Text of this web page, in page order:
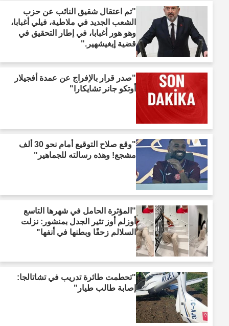
"تم اعتقال شقيق النائب عن حزب
الشعب الجديد في ملاطية، فيلي أغبابا،
وهو هور أغبابا، في إطار التحقيق في
قضية إيغيشهير."
"صدر قرار بالإفراج عن عمدة أفجيلار
أوتكو جانر تشايكارا"
"وقع صلاح التوقيع أمام نحو 30 ألف
مشجع! وهذه رسالته للجماهير"
"المؤثرة الحامل في شهرها التاسع
أوزلم أوز تثير الجدل بمنشور: نزلت
السلالم زحفًا وبطنها في أنفها"
"تحطمت طائرة تدريب في تشاتالجا:
إصابة طالب طيار"